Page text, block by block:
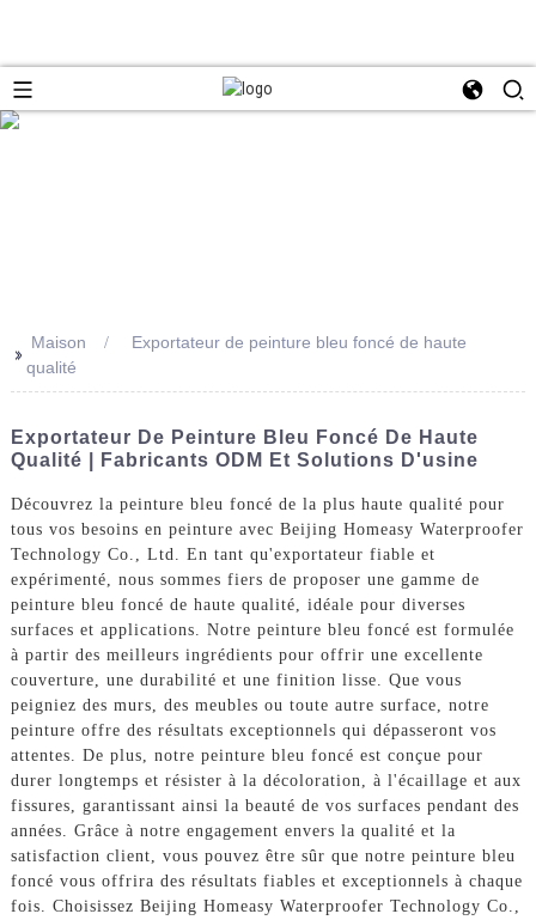
>> Maison
Exportateur de peinture bleu foncé de haute
qualité
Exportateur De Peinture Bleu Foncé De Haute
Qualité | Fabricants ODM Et Solutions D'usine
Découvrez la peinture bleu foncé de la plus haute qualité pour
tous vos besoins en peinture avec Beijing Homeasy Waterproofer
Technology Co., Ltd. En tant qu'exportateur fiable et
expérimenté, nous sommes fiers de proposer une gamme de
peinture bleu foncé de haute qualité, idéale pour diverses
surfaces et applications. Notre peinture bleu foncé est formulée
à partir des meilleurs ingrédients pour offrir une excellente
couverture, une durabilité et une finition lisse. Que vous
peigniez des murs, des meubles ou toute autre surface, notre
peinture offre des résultats exceptionnels qui dépasseront vos
attentes. De plus, notre peinture bleu foncé est conçue pour
durer longtemps et résister à la décoloration, à l'écaillage et aux
fissures, garantissant ainsi la beauté de vos surfaces pendant des
années. Grâce à notre engagement envers la qualité et la
satisfaction client, vous pouvez être sûr que notre peinture bleu
foncé vous offrira des résultats fiables et exceptionnels à chaque
fois. Choisissez Beijing Homeasy Waterproofer Technology Co.,